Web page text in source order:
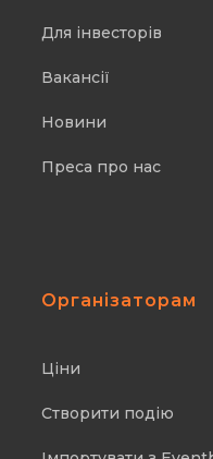
Для інвесторів
Вакансії
Новини
Преса про нас
Організаторам
Ціни
Створити подію